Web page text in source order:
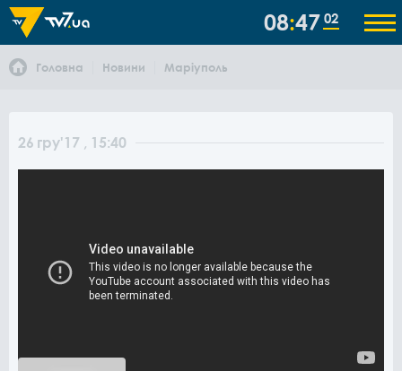
08 47 02
Головна Новини Маріуполь
26 гру'17 , 15:40